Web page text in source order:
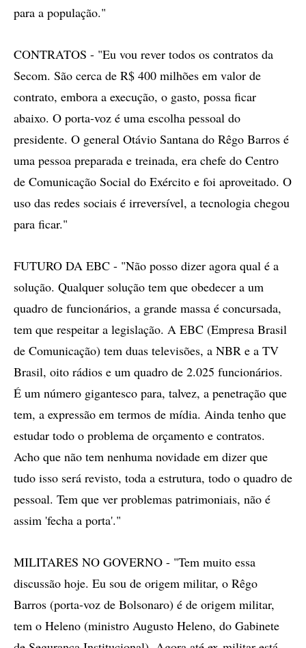
para a população."
CONTRATOS - "Eu vou rever todos os contratos da
Secom. São cerca de R$ 400 milhões em valor de
contrato, embora a execução, o gasto, possa ficar
abaixo. O porta-voz é uma escolha pessoal do
presidente. O general Otávio Santana do Rêgo Barros é
uma pessoa preparada e treinada, era chefe do Centro
de Comunicação Social do Exército e foi aproveitado. O
uso das redes sociais é irreversível, a tecnologia chegou
para ficar."
FUTURO DA EBC - "Não posso dizer agora qual é a
solução. Qualquer solução tem que obedecer a um
quadro de funcionários, a grande massa é concursada,
tem que respeitar a legislação. A EBC (Empresa Brasil
de Comunicação) tem duas televisões, a NBR e a TV
Brasil, oito rádios e um quadro de 2.025 funcionários.
É um número gigantesco para, talvez, a penetração que
tem, a expressão em termos de mídia. Ainda tenho que
estudar todo o problema de orçamento e contratos.
Acho que não tem nenhuma novidade em dizer que
tudo isso será revisto, toda a estrutura, todo o quadro de
pessoal. Tem que ver problemas patrimoniais, não é
assim 'fecha a porta'."
MILITARES NO GOVERNO - "Tem muito essa
discussão hoje. Eu sou de origem militar, o Rêgo
Barros (porta-voz de Bolsonaro) é de origem militar,
tem o Heleno (ministro Augusto Heleno, do Gabinete